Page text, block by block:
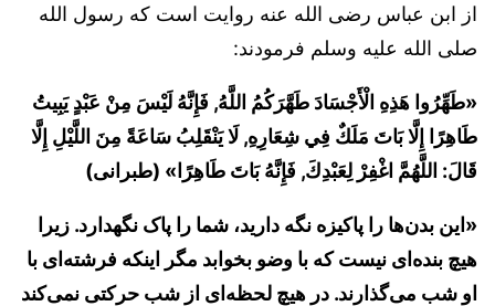
از ابن عباس رضی الله عنه روایت است که رسول الله
صلی الله علیه وسلم فرمودند:
«طَهِّرُوا هَذِهِ الْأَجْسَادَ طَهَّرَكُمُ اللَّهُ, فَإِنَّهُ لَيْسَ مِنْ عَبْدٍ يَبِيتُ
طَاهِرًا إِلَّا بَاتَ مَلَكٌ فِي شِعَارِهِ, لَا يَنْقَلِبُ سَاعَةً مِنَ اللَّيْلِ إِلَّا
قَالَ: اللَّهُمَّ اغْفِرْ لِعَبْدِكَ, فَإِنَّهُ بَاتَ طَاهِرًا» (طبرانی)
«این بدن‌ها را پاکیزه نگه دارید، شما را پاک نگهدارد. زیرا
هیچ بنده‌ای نیست که با وضو بخوابد مگر اینکه فرشته‌ای با
او شب می‌گذارند. در هیچ لحظه‌ای از شب حرکتی نمی‌کند